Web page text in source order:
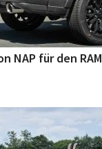
NAP für den RAM